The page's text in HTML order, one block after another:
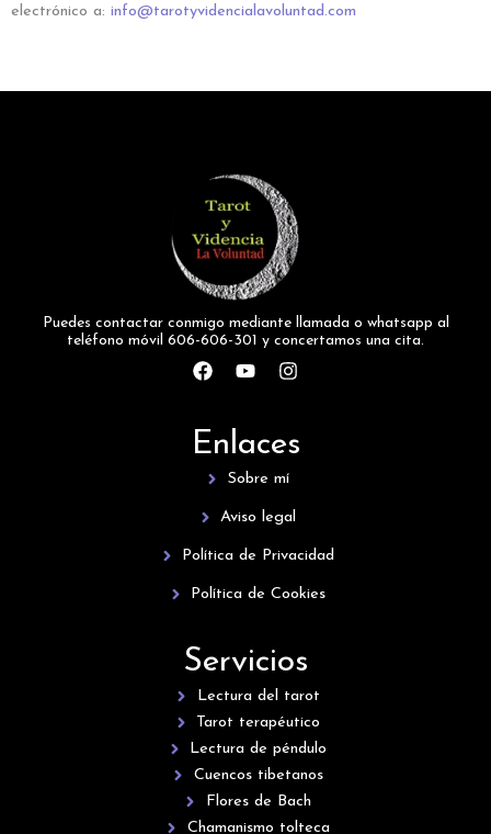
electrónico a: info@tarotyvidencialavoluntad.com
Puedes contactar conmigo mediante llamada o whatsapp al
teléfono móvil 606-606-301 y concertamos una cita.
F
a
b
o
Y
o
u
e
I
n
a
r
m
Enlaces
Sobre mí
Aviso legal
Política de Privacidad
Política de Cookies
Servicios
Lectura del tarot
Tarot terapéutico
Lectura de péndulo
Cuencos tibetanos
Flores de Bach
Chamanismo tolteca